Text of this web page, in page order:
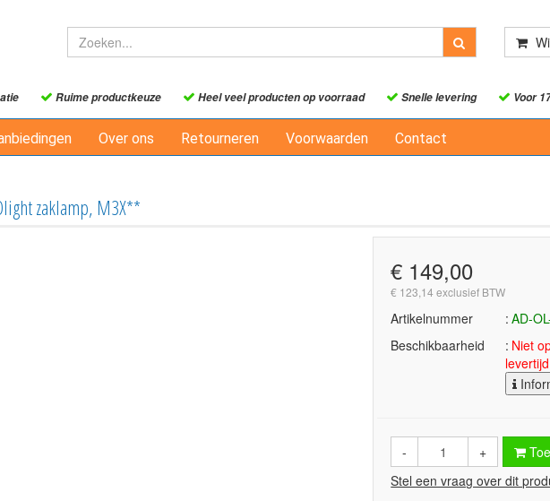
Ruime productkeuze Heel veel producten op voorraad Snelle levering Voor
Over ons Retourneren Voorwaarden Contact
zaklamp, M3X**
€ 149,00
€ 123,14 exclusief BTW
Artikelnummer
AD-
Beschikbaarheid
Niet
levertijd
- +
Stel een vraag over dit